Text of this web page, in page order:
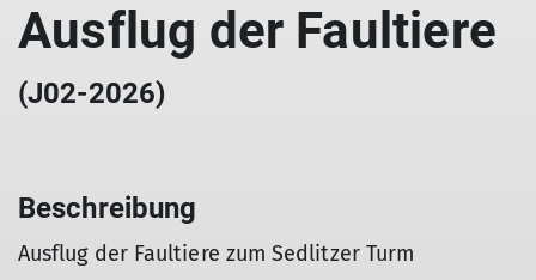
Ausflug der Faultiere
(J02-2026)
Beschreibung
Ausflug der Faultiere zum Sedlitzer Turm